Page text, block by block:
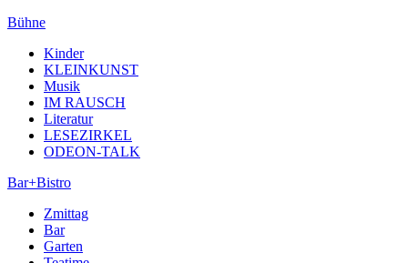
Bühne
Kinder
KLEINKUNST
Musik
IM RAUSCH
Literatur
LESEZIRKEL
ODEON-TALK
Bar+Bistro
Zmittag
Bar
Garten